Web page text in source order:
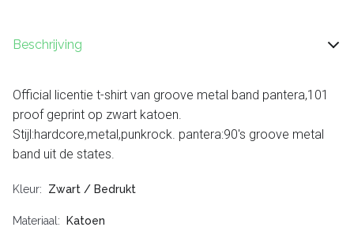
Beschrijving
Official licentie t-shirt van groove metal band pantera,101
proof geprint op zwart katoen.
Stijl:hardcore,metal,punkrock. pantera:90's groove metal
band uit de states.
Kleur Zwart / Bedrukt
Materiaal Katoen